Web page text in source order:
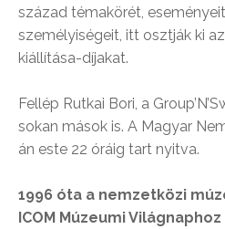
század témakörét,
személyiségeit, itt osztják ki
kiállítása-díjakat.
Fellép Rutkai Bori, a
sokan mások is. A Magyar
án este 22 óráig tart nyitva.
1996 óta a nemzetközi
ICOM Múzeumi